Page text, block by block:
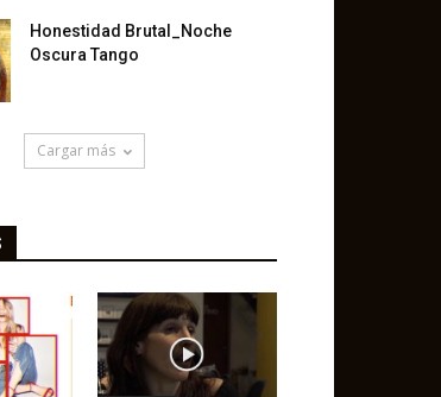
Honestidad Brutal_Noche
Oscura Tango
Cargar más